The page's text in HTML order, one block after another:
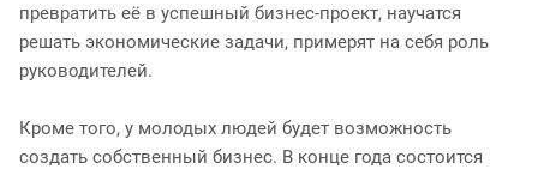
превратить её в успешный бизнес-проект, научатся
решать экономические задачи, примерят на себя роль
руководителей.
Кроме того, у молодых людей будет возможность
создать собственный бизнес. В конце года состоится